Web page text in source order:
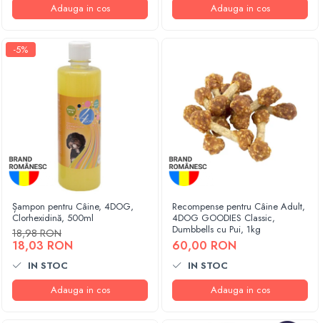
Adauga in cos
Adauga in cos
-5%
Șampon pentru Câine, 4DOG,
Clorhexidină, 500ml
18,98 RON
18,03 RON
IN STOC
Adauga in cos
Recompense pentru Câine Adult,
4DOG GOODIES Classic,
Dumbbells cu Pui, 1kg
60,00 RON
IN STOC
Adauga in cos